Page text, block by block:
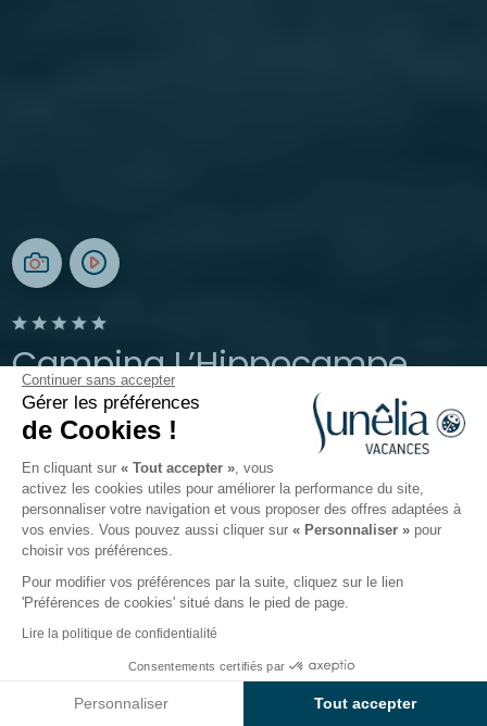
Continuer sans accepter
Gérer les préférences
de Cookies !
En cliquant sur « Tout accepter », vous
activez les cookies utiles pour améliorer la performance du site,
personnaliser votre navigation et vous proposer des offres adaptées à
vos envies. Vous pouvez aussi cliquer sur « Personnaliser » pour
choisir vos préférences.
Pour modifier vos préférences par la suite, cliquez sur le lien
'Préférences de cookies' situé dans le pied de page.
Lire la politique de confidentialité
Consentements certifiés par
Personnaliser Tout accepter
Camping L’Hippocampe
Volonne, Alpes-de-Haute-Provence
Ouvert du1 mai 2026 6 septembre 2026
Restauration Infos et Services Bien-être Avis
Voir prix et disponibilités
L’avis des clients
Sunêlia L'Hippocampe
Retrouvez l'expérience des vacanciers Sunêlia au
camping L'Hippocampe.